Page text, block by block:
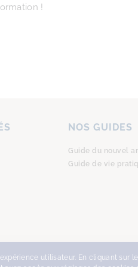
!
NOS GUIDES
Guide du nouvel
Guide de vie
RÉSERVÉS -DESIGN WITH ♥︎ BY
utilisateur. En cliquant sur